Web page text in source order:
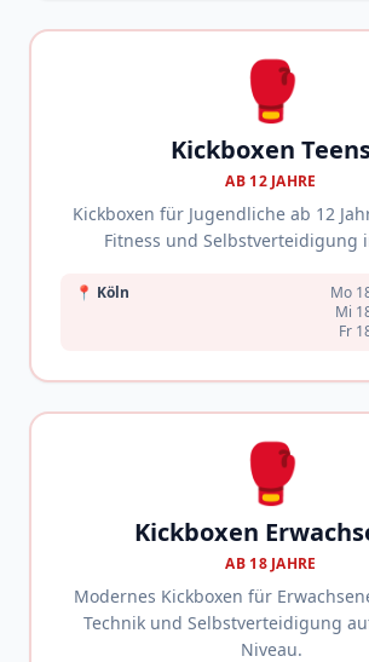
🥊
Kickboxen
AB 12 JAHRE
Kickboxen für Jugendliche ab 12
Fitness und Selbstverteidigung
📍 Köln
Mo
Mi
Fr
🥊
Kickboxen
AB 18 JAHRE
Modernes Kickboxen für
Technik und Selbstverteidigung
Niveau.